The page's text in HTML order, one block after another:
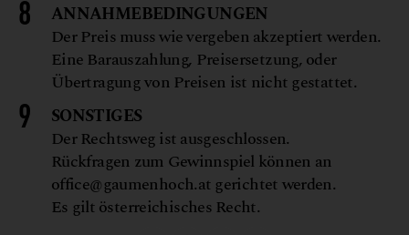
ANNAHMEBEDINGUNGEN
Der Preis muss wie vergeben akzeptiert werden.
Eine Barauszahlung, Preisersetzung, oder
Übertragung von Preisen ist nicht gestattet.
SONSTIGES
Der Rechtsweg ist ausgeschlossen.
Rückfragen zum Gewinnspiel können an
office@gaumenhoch.at gerichtet werden.
Es gilt österreichisches Recht.